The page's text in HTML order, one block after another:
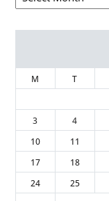
M T
3
4
10
11
17
18
24
25